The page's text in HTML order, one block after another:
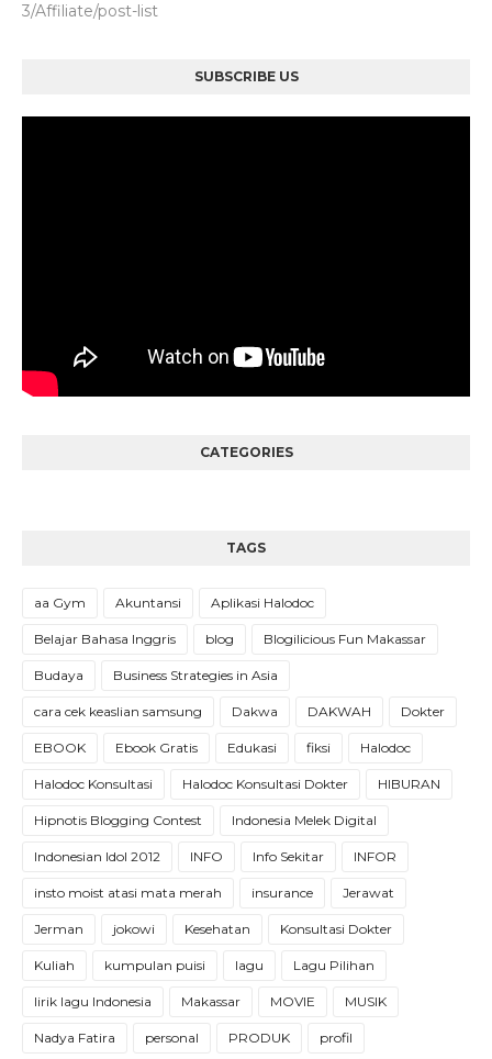
3/Affiliate/post-list
SUBSCRIBE US
CATEGORIES
TAGS
aa Gym Akuntansi Aplikasi Halodoc
Belajar Bahasa Inggris blog Blogilicious Fun Makassar
Budaya Business Strategies in Asia
cara cek keaslian samsung Dakwa DAKWAH Dokter
EBOOK Ebook Gratis Edukasi fiksi Halodoc
Halodoc Konsultasi Halodoc Konsultasi Dokter HIBURAN
Hipnotis Blogging Contest Indonesia Melek Digital
Indonesian Idol 2012 INFO Info Sekitar INFOR
insto moist atasi mata merah insurance Jerawat
Jerman jokowi Kesehatan Konsultasi Dokter
Kuliah kumpulan puisi lagu Lagu Pilihan
lirik lagu Indonesia Makassar MOVIE MUSIK
Nadya Fatira personal PRODUK profil